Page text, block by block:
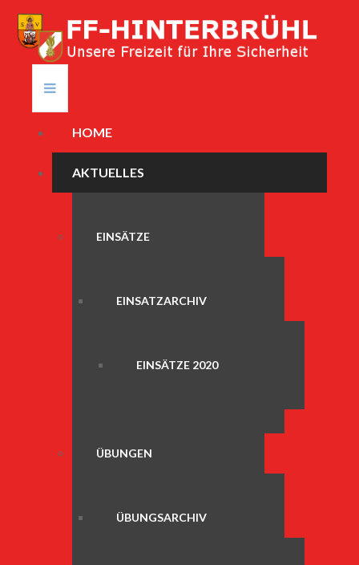
HOME
AKTUELLES
EINSÄTZE
EINSATZARCHIV
EINSÄTZE 2020
ÜBUNGEN
ÜBUNGSARCHIV